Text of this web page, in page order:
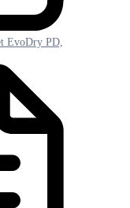
EvoDry PD,